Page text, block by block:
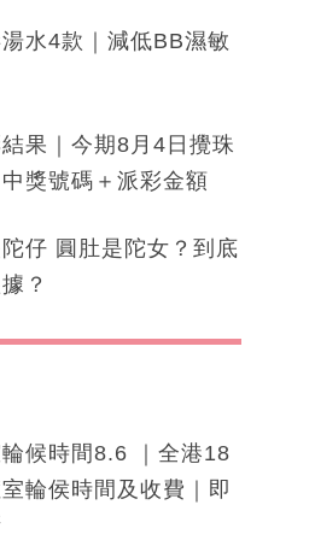
水4款｜減低BB濕敏
果｜今期8月4日攪珠
獎號碼＋派彩金額
仔 圓肚是陀女？到底
？
候時間8.6 ｜全港18
輪侯時間及收費｜即